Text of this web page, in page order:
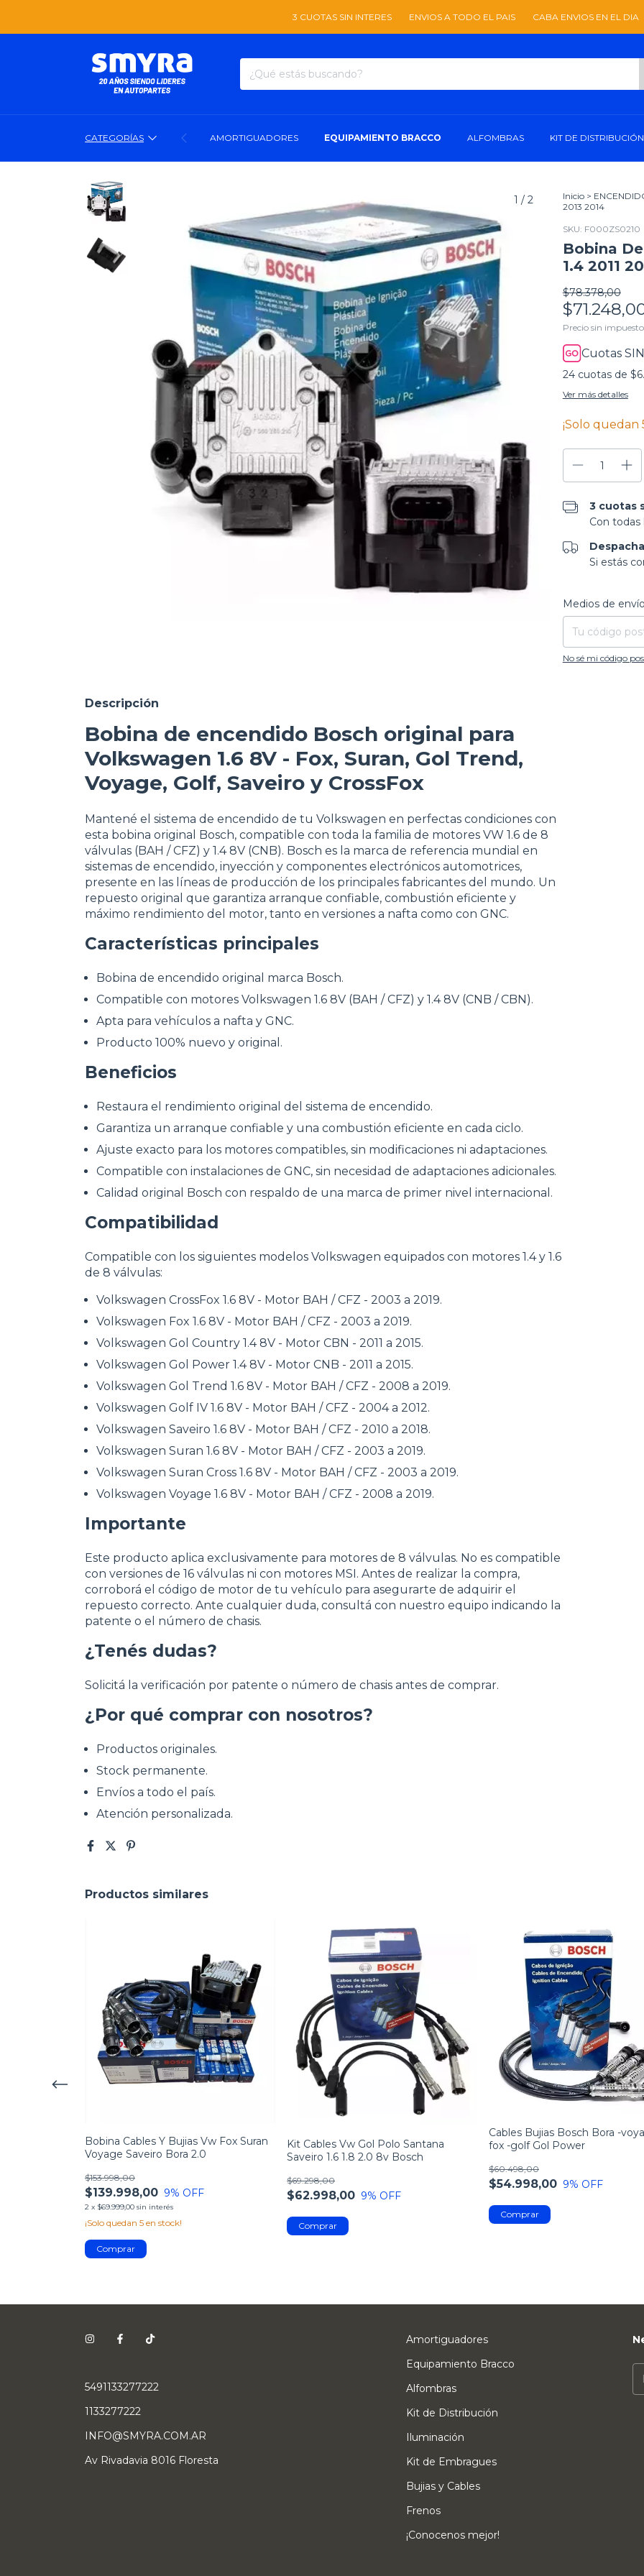
3 CUOTAS SIN INTERES ENVIOS A TODO EL PAIS CABA ENVIOS EN EL DIA 3
CATEGORÍAS AMORTIGUADORES EQUIPAMIENTO BRACCO ALFOMBRAS KIT DE DISTRIBUCIÓN
1 / 2 Inicio >
2013 2014
SKU: F000ZS0210
Bobina
1.4 2011
$78.378,00
Precio sin
Cuotas
24 cuotas de
Ver más detalles
¡Solo quedan
3 cuotas
Con todas
Si estás
Entregas para el
Medios de
No sé mi código
Descripción
Bobina de encendido Bosch original para
Volkswagen 1.6 8V - Fox, Suran, Gol Trend,
Voyage, Golf, Saveiro y CrossFox
Mantené el sistema de encendido de tu Volkswagen en perfectas condiciones con
esta bobina original Bosch, compatible con toda la familia de motores VW 1.6 de 8
válvulas (BAH / CFZ) y 1.4 8V (CNB). Bosch es la marca de referencia mundial en
sistemas de encendido, inyección y componentes electrónicos automotrices,
presente en las líneas de producción de los principales fabricantes del mundo. Un
repuesto original que garantiza arranque confiable, combustión eficiente y
máximo rendimiento del motor, tanto en versiones a nafta como con GNC.
Características principales
Bobina de encendido original marca Bosch.
Compatible con motores Volkswagen 1.6 8V (BAH / CFZ) y 1.4 8V (CNB / CBN).
Apta para vehículos a nafta y GNC.
Producto 100% nuevo y original.
Beneficios
Restaura el rendimiento original del sistema de encendido.
Garantiza un arranque confiable y una combustión eficiente en cada ciclo.
Ajuste exacto para los motores compatibles, sin modificaciones ni adaptaciones.
Compatible con instalaciones de GNC, sin necesidad de adaptaciones adicionales.
Calidad original Bosch con respaldo de una marca de primer nivel internacional.
Compatibilidad
Compatible con los siguientes modelos Volkswagen equipados con motores 1.4 y 1.6
de 8 válvulas:
Volkswagen CrossFox 1.6 8V - Motor BAH / CFZ - 2003 a 2019.
Volkswagen Fox 1.6 8V - Motor BAH / CFZ - 2003 a 2019.
Volkswagen Gol Country 1.4 8V - Motor CBN - 2011 a 2015.
Volkswagen Gol Power 1.4 8V - Motor CNB - 2011 a 2015.
Volkswagen Gol Trend 1.6 8V - Motor BAH / CFZ - 2008 a 2019.
Volkswagen Golf IV 1.6 8V - Motor BAH / CFZ - 2004 a 2012.
Volkswagen Saveiro 1.6 8V - Motor BAH / CFZ - 2010 a 2018.
Volkswagen Suran 1.6 8V - Motor BAH / CFZ - 2003 a 2019.
Volkswagen Suran Cross 1.6 8V - Motor BAH / CFZ - 2003 a 2019.
Volkswagen Voyage 1.6 8V - Motor BAH / CFZ - 2008 a 2019.
Importante
Este producto aplica exclusivamente para motores de 8 válvulas. No es compatible
con versiones de 16 válvulas ni con motores MSI. Antes de realizar la compra,
corroborá el código de motor de tu vehículo para asegurarte de adquirir el
repuesto correcto. Ante cualquier duda, consultá con nuestro equipo indicando la
patente o el número de chasis.
¿Tenés dudas?
Solicitá la verificación por patente o número de chasis antes de comprar.
¿Por qué comprar con nosotros?
Productos originales.
Stock permanente.
Envíos a todo el país.
Atención personalizada.
Productos similares
Bobina Cables Y Bujias Vw Fox Suran
Voyage Saveiro Bora 2.0
$139.998,00
$153.998,00
9% OFF
2 x $69.999,00 sin interés
¡Solo quedan 5 en stock!
Kit Cables Vw Gol Polo Santana
Saveiro 1.6 1.8 2.0 8v Bosch
$62.998,00
$69.298,00
9% OFF
Cables Bujias Bosch Bora -
fox -golf Gol Power
$54.998,00
$60.498,00
9% OFF
5491133277222
1133277222
INFO@SMYRA.COM.AR
Av Rivadavia 8016 Floresta
Amortiguadores
Equipamiento Bracco
Alfombras
Kit de Distribución
Iluminación
Kit de Embragues
Bujias y Cables
Frenos
¡Conocenos mejor!